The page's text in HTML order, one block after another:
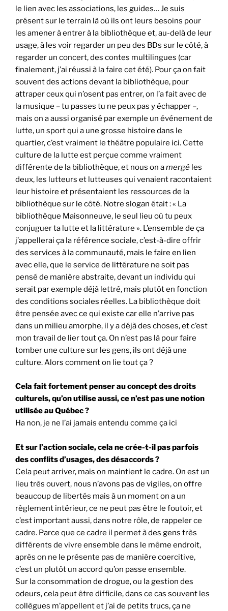
le lien avec les associations, les guides… Je suis
présent sur le terrain là où ils ont leurs besoins pour
les amener à entrer à la bibliothèque et, au-delà de leur
usage, à les voir regarder un peu des BDs sur le côté, à
regarder un concert, des contes multilingues (car
finalement, j’ai réussi à la faire cet été). Pour ça on fait
souvent des actions devant la bibliothèque, pour
attraper ceux qui n’osent pas entrer, on l’a fait avec de
la musique – tu passes tu ne peux pas y échapper –,
mais on a aussi organisé par exemple un événement de
lutte, un sport qui a une grosse histoire dans le
quartier, c’est vraiment le théâtre populaire ici. Cette
culture de la lutte est perçue comme vraiment
différente de la bibliothèque, et nous on amergé les
deux, les lutteurs et lutteuses qui venaient racontaient
leur histoire et présentaient les ressources de la
bibliothèque sur le côté. Notre slogan était : « La
bibliothèque Maisonneuve, le seul lieu où tu peux
conjuguer ta lutte et la littérature ». L’ensemble de ça
j’appellerai ça la référence sociale, c’est-à-dire offrir
des services à la communauté, mais le faire en lien
avec elle, que le service de littérature ne soit pas
pensé de manière abstraite, devant un individu qui
serait par exemple déjà lettré, mais plutôt en fonction
des conditions sociales réelles. La bibliothèque doit
être pensée avec ce qui existe car elle n’arrive pas
dans un milieu amorphe, il y a déjà des choses, et c’est
mon travail de lier tout ça. On n’est pas là pour faire
tomber une culture sur les gens, ils ont déjà une
culture. Alors comment on lie tout ça ?
Cela fait fortement penser au concept des droits
culturels, qu’on utilise aussi, ce n’est pas une notion
utilisée au Québec ?
Ha non, je ne l’ai jamais entendu comme ça ici
Et sur l’action sociale, cela ne crée-t-il pas parfois
des conflits d’usages, des désaccords ?
Cela peut arriver, mais on maintient le cadre. On est un
lieu très ouvert, nous n’avons pas de vigiles, on offre
beaucoup de libertés mais à un moment on a un
règlement intérieur, ce ne peut pas être le foutoir, et
c’est important aussi, dans notre rôle, de rappeler ce
cadre. Parce que ce cadre il permet à des gens très
différents de vivre ensemble dans le même endroit,
après on ne le présente pas de manière coercitive,
c’est un plutôt un accord qu’on passe ensemble.
Sur la consommation de drogue, ou la gestion des
odeurs, cela peut être difficile, dans ce cas souvent les
collègues m’appellent et j’ai de petits trucs, ça ne